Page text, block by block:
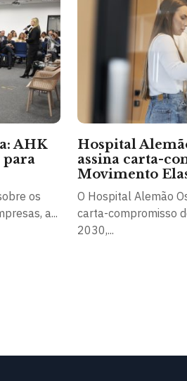
AHK
para
os
a...
Hospital
assina carta-
Movimento
O Hospital Alemão
carta-compromisso
2030,...